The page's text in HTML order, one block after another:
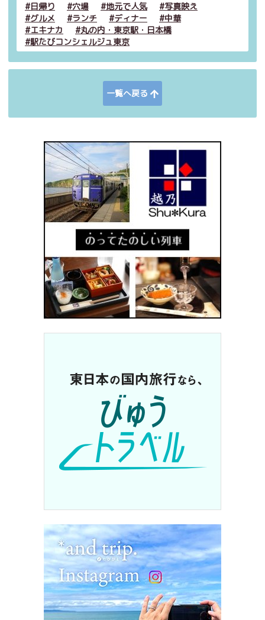
日帰り 穴場 地元で人気
写真映え
グルメ
ランチ ディナー
中華
エキナカ
丸の内・東京駅・日本橋
駅たびコンシェルジュ東京
一覧へ戻る